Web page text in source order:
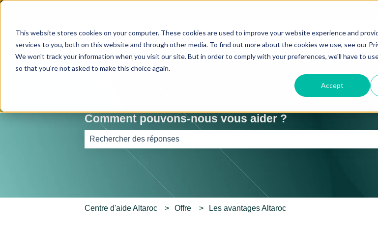
This website stores cookies on your computer. These cookies are used to improve your website experience and
services to you, both on this website and through other media. To find out more about the cookies we use, see our
We won't track your information when you visit our site. But in order to comply with your preferences, we'll have to
so that you're not asked to make this choice again.
Accept
Comment pouvons-nous vous aider ?
Il n'y a aucune suggestion car le champ de recherche est vide.
Centre d'aide Altaroc Offre Les avantages Altaroc